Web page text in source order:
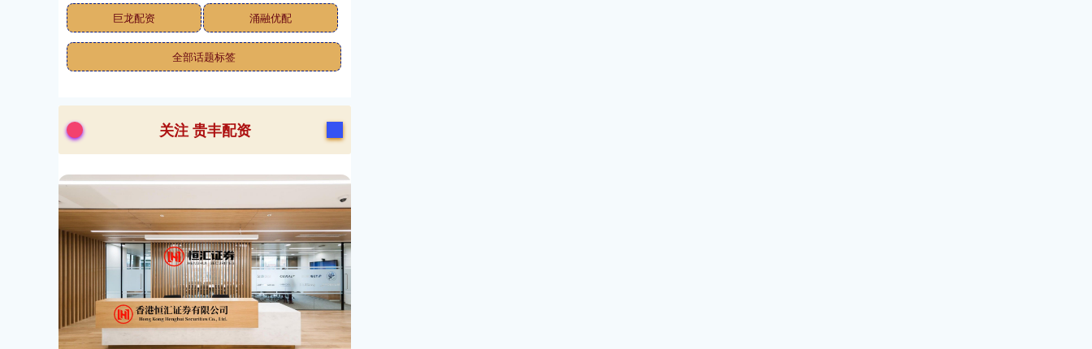
巨龙配资 涌融优配
全部话题标签
关注 贵丰配资